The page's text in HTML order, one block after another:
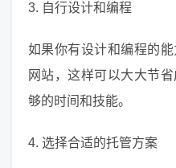
3. 自行设计和编程
如果你有设计和编程的
网站，这样可以大大节
够的时间和技能。
4. 选择合适的托管方案